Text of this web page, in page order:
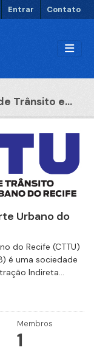
Entrar Contato
Trânsito e...
Urbano do
do Recife (CTTU)
é uma sociedade
Indireta...
Membros
1